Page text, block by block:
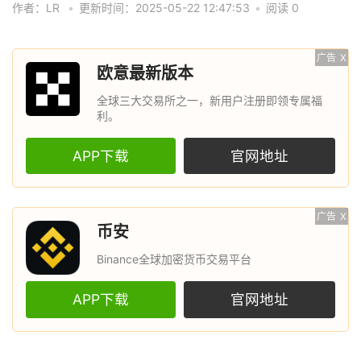
作者：LR • 更新时间：2025-05-22 12:47:53 • 阅读 0
广告 X
欧意最新版本
全球三大交易所之一，新用户注册即领专属福
利。
APP下载 官网地址
广告 X
币安
Binance全球加密货币交易平台
APP下载 官网地址